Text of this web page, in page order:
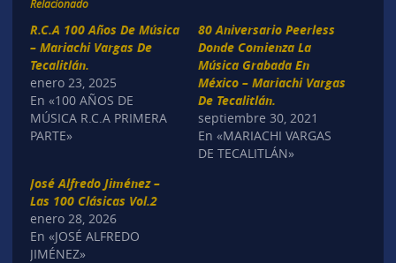
Relacionado
R.C.A 100 Años De Música
– Mariachi Vargas De
Tecalitlán.
enero 23, 2025
En «100 AÑOS DE
MÚSICA R.C.A PRIMERA
PARTE»
80 Aniversario Peerless
Donde Comienza La
Música Grabada En
México – Mariachi Vargas
De Tecalitlán.
septiembre 30, 2021
En «MARIACHI VARGAS
DE TECALITLÁN»
José Alfredo Jiménez –
Las 100 Clásicas Vol.2
enero 28, 2026
En «JOSÉ ALFREDO
JIMÉNEZ»